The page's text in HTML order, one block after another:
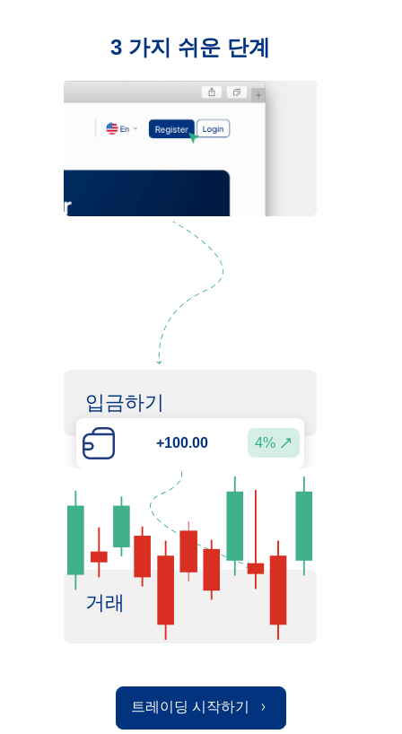
3 가지 쉬운 단계
등록하기
입금하기
+100.00 4%
거래
트레이딩 시작하기